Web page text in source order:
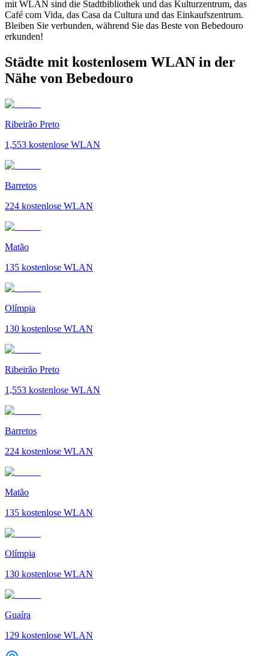
mit WLAN sind die Stadtbibliothek und das Kulturzentrum, das
Café com Vida, das Casa da Cultura und das Einkaufszentrum.
Bleiben Sie verbunden, während Sie das Beste von Bebedouro
erkunden!
Städte mit kostenlosem WLAN in der
Nähe von Bebedouro
Ribeirão Preto
1,553 kostenlose WLAN
Barretos
224 kostenlose WLAN
Matão
135 kostenlose WLAN
Olímpia
130 kostenlose WLAN
Ribeirão Preto
1,553 kostenlose WLAN
Barretos
224 kostenlose WLAN
Matão
135 kostenlose WLAN
Olímpia
130 kostenlose WLAN
Guaíra
129 kostenlose WLAN